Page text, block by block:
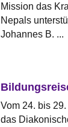
Mission das
Nepals
Johannes B. ...
Vom 24. bis
das